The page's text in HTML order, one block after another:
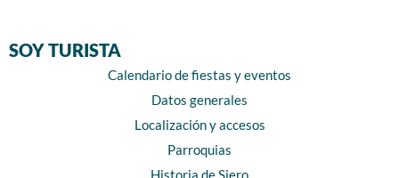
SOY TURISTA
Calendario de fiestas y eventos
Datos generales
Localización y accesos
Parroquias
Historia de Siero